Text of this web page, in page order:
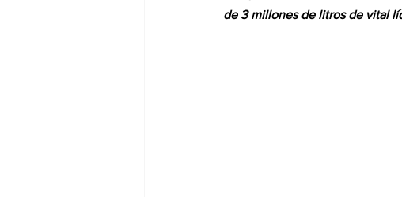
de 3 millones de litros de vital